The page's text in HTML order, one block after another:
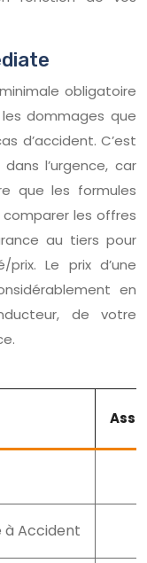
obligatoire
les dommages que
d’accident. C’est
l’urgence, car
que les formules
les offres
au tiers pour
Le prix d’une
en
de votre
à Accident